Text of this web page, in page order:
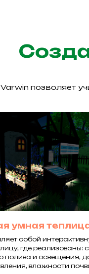
Varwin позволяет
умная
собой
где реализованы:
полива и освещения,
влажности